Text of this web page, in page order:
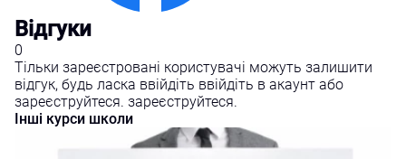
Відгуки
0
Тільки зареєстровані користувачі можуть залишити
відгук, будь ласка ввійдіть ввійдіть в акаунт або
зареєструйтеся. зареєструйтеся.
Інші курси школи